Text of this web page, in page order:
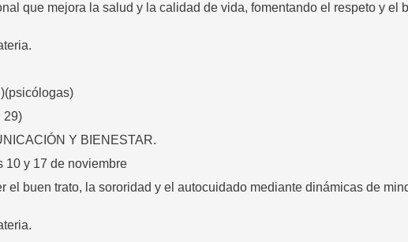
que mejora la salud y la calidad de vida, fomentando el respeto y el
29)
Y BIENESTAR.
10 y 17 de noviembre
el buen trato, la sororidad y el autocuidado mediante dinámicas de